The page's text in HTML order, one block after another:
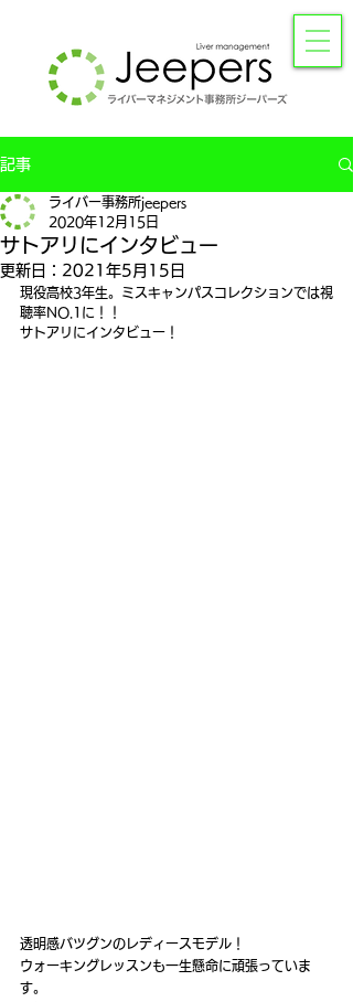
記事
サトアリにインタビュー
ライバー事務所jeepers
2020年12月15日
更新日： 2021年5月15日
現役高校3年生。ミスキャンパスコレクションでは視
聴率NO.1に！！
​サトアリにインタビュー！
透明感バツグンのレディースモデル！
ウォーキングレッスンも一生懸命に頑張っていま
す。